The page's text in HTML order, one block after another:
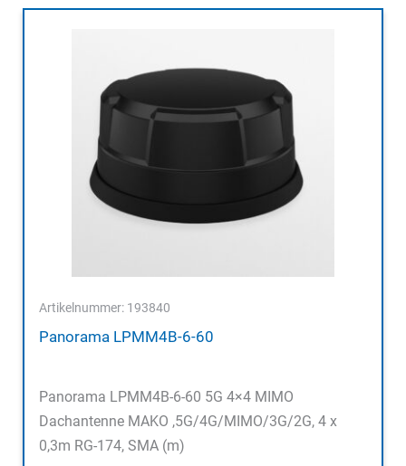
Artikelnummer: 193840
Panorama LPMM4B-6-60
Panorama LPMM4B-6-60 5G 4×4 MIMO
Dachantenne MAKO ,5G/4G/MIMO/3G/2G, 4 x
0,3m RG-174, SMA (m)